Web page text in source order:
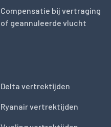
Compensatie bij vertraging
of geannuleerde vlucht
Delta vertrektijden
Ryanair vertrektijden